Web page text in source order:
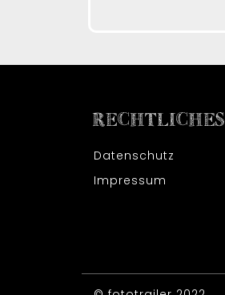
RECHTLICHES
Datenschutz
Impressum